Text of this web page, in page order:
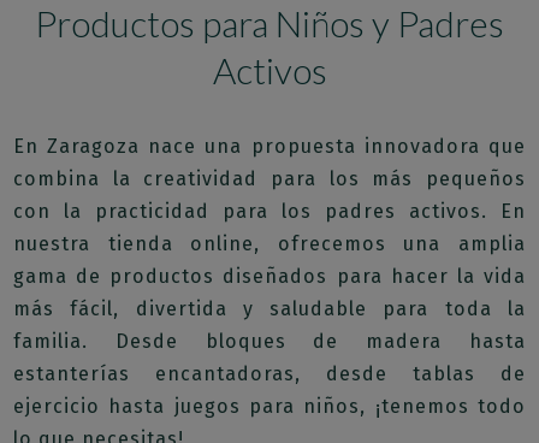
Productos para Niños y Padres
Activos
En Zaragoza nace una propuesta innovadora que
combina la creatividad para los más pequeños
con la practicidad para los padres activos. En
nuestra tienda online, ofrecemos una amplia
gama de productos diseñados para hacer la vida
más fácil, divertida y saludable para toda la
familia. Desde bloques de madera hasta
estanterías encantadoras, desde tablas de
ejercicio hasta juegos para niños, ¡tenemos todo